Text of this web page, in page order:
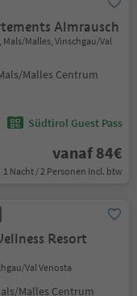
Almrausch
Malles, Vinschgau/Val
Malles Centrum
Südtirol Guest Pass
vanaf 84€
1 Nacht / 2 Personen Incl. btw
Resort
Val Venosta
Malles Centrum